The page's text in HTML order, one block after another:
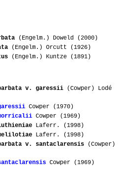
(Engelm.) Doweld (2000)
(Engelm.) Orcutt (1926)
(Engelm.) Kuntze (1891)
v. garessii (Cowper) Lodé
Cowper (1970)
Cowper (1969)
Laferr. (1998)
Laferr. (1998)
v. santaclarensis (Cowper)
Cowper (1969)